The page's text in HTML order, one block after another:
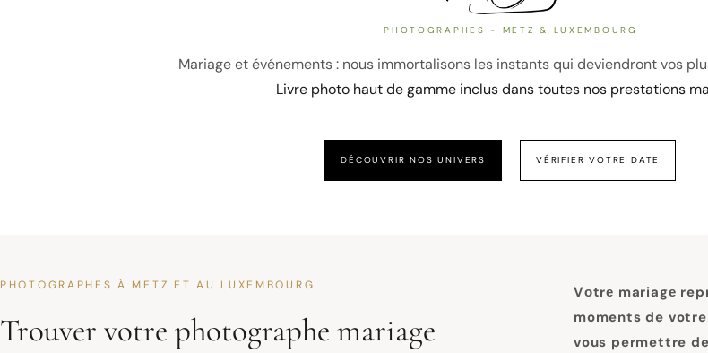
PHOTOGRAPHES - METZ & LUXEMBOURG
Mariage et événements : nous immortalisons les instants qui deviendront vos
Livre photo haut de gamme inclus dans toutes nos prestations
DÉCOUVRIR NOS UNIVERS VÉRIFIER VOTRE DATE
PHOTOGRAPHES À METZ ET AU LUXEMBOURG
Trouver votre photographe mariage
Vоtrе mariagе
moments de
vous permettre